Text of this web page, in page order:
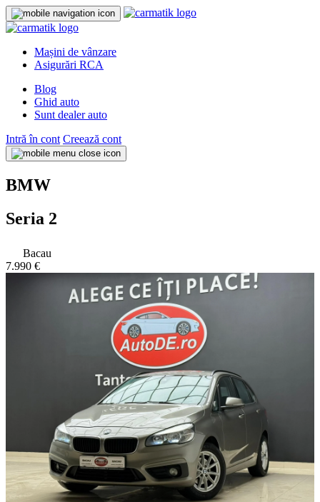
Mașini de vânzare
Asigurări RCA
Blog
Ghid auto
Sunt dealer auto
Intră în cont Creează cont
BMW
Seria 2
Bacau
7.990 €